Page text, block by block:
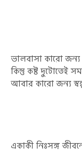
ভালবাসা কারো জন্য
কিন্তু কষ্ট দুটোতেই
আবার কারো জন্য
একাকী নিঃসঙ্গ